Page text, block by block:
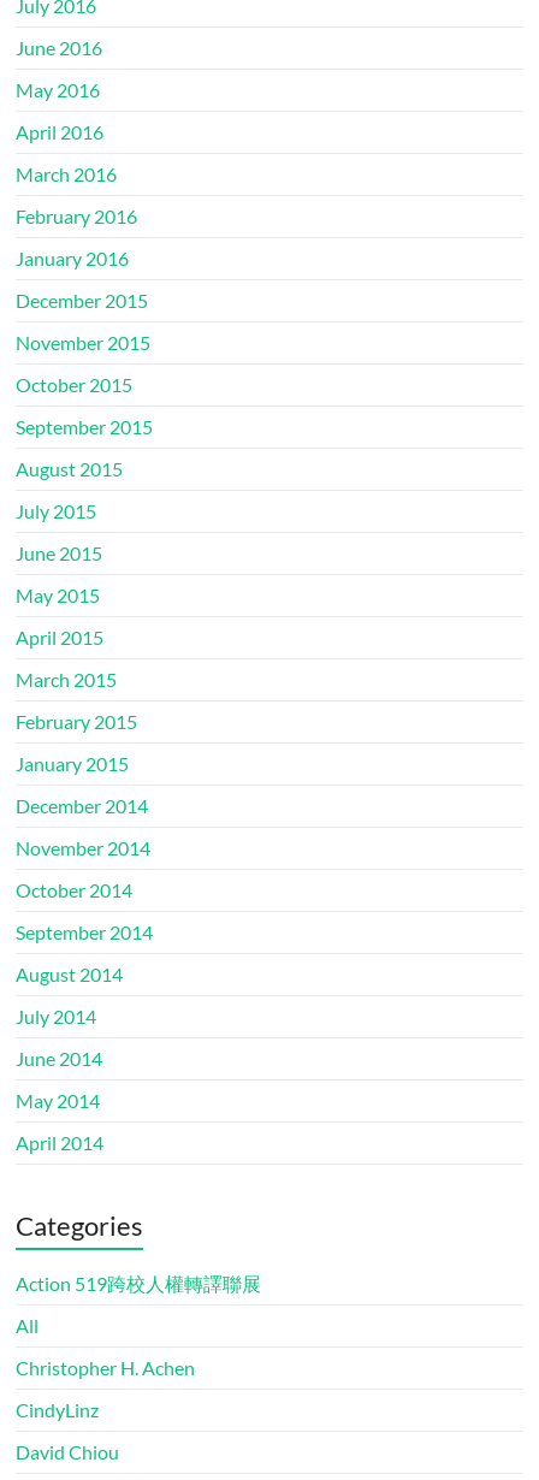
July 2016
June 2016
May 2016
April 2016
March 2016
February 2016
January 2016
December 2015
November 2015
October 2015
September 2015
August 2015
July 2015
June 2015
May 2015
April 2015
March 2015
February 2015
January 2015
December 2014
November 2014
October 2014
September 2014
August 2014
July 2014
June 2014
May 2014
April 2014
Categories
Action 519跨校人權轉譯聯展
All
Christopher H. Achen
CindyLinz
David Chiou